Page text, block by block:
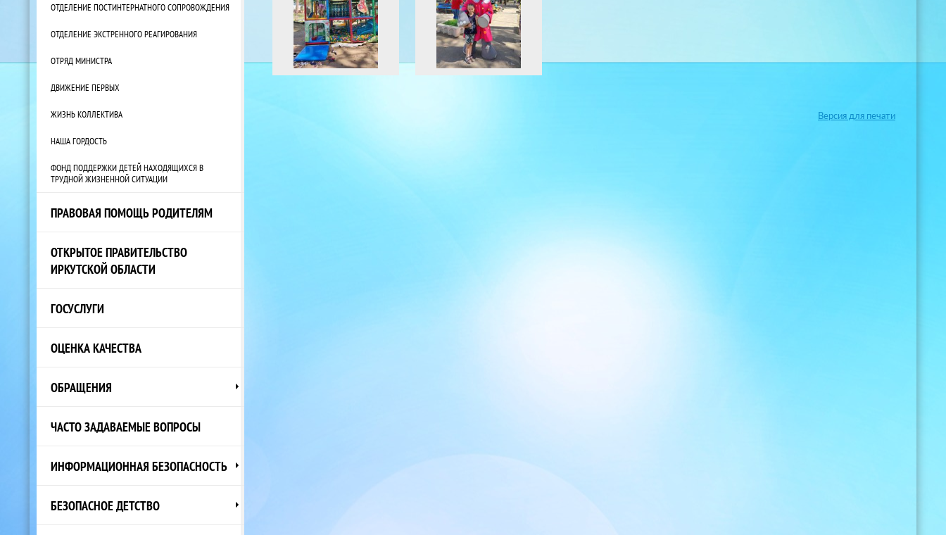
ОТДЕЛЕНИЕ ПОСТИНТЕРНАТНОГО СОПРОВОЖДЕНИЯ
ОТДЕЛЕНИЕ ЭКСТРЕННОГО РЕАГИРОВАНИЯ
ОТРЯД МИНИСТРА
ДВИЖЕНИЕ ПЕРВЫХ
ЖИЗНЬ КОЛЛЕКТИВА
НАША ГОРДОСТЬ
ФОНД ПОДДЕРЖКИ ДЕТЕЙ НАХОДЯЩИХСЯ В
ТРУДНОЙ ЖИЗНЕННОЙ СИТУАЦИИ
ПРАВОВАЯ ПОМОЩЬ РОДИТЕЛЯМ
ОТКРЫТОЕ ПРАВИТЕЛЬСТВО
ИРКУТСКОЙ ОБЛАСТИ
ГОСУСЛУГИ
ОЦЕНКА КАЧЕСТВА
ОБРАЩЕНИЯ
ЧАСТО ЗАДАВАЕМЫЕ ВОПРОСЫ
ИНФОРМАЦИОННАЯ БЕЗОПАСНОСТЬ
БЕЗОПАСНОЕ ДЕТСТВО
Версия для печати